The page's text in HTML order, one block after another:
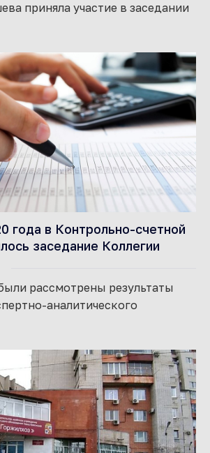
приняла участие в заседании
года в Контрольно-счетной
заседание Коллегии
рассмотрены результаты
аналитического